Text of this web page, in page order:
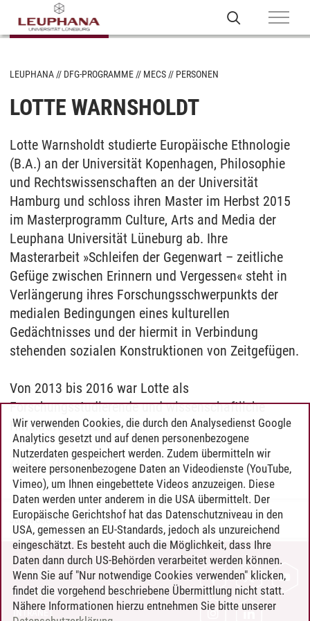
LEUPHANA DFG-PROGRAMME MECS PERSONEN
LOTTE WARNSHOLDT
Lotte Warnsholdt studierte Europäische Ethnologie
(B.A.) an der Universität Kopenhagen, Philosophie
und Rechtswissenschaften an der Universität
Hamburg und schloss ihren Master im Herbst 2015
im Masterprogramm Culture, Arts and Media der
Leuphana Universität Lüneburg ab. Ihre
Masterarbeit »Schleifen der Gegenwart – zeitliche
Gefüge zwischen Erinnern und Vergessen« steht in
Verlängerung ihres Forschungsschwerpunkts der
medialen Bedingungen eines kulturellen
Gedächtnisses und der hiermit in Verbindung
stehenden sozialen Konstruktionen von Zeitgefügen.
Von 2013 bis 2016 war Lotte als
Forschungsstudierende und wissenschaftliche
Hilfskraft im MECS tätig.
Zurück zur Übersicht
Julian Obertopp /30.06.2024
KONTAKT
LEUPHANA ALS ARBEITGEBER
INTRANET
Wir verwenden Cookies, die durch den Analysedienst Google
Analytics gesetzt und auf denen personenbezogene
Nutzerdaten gespeichert werden. Zudem übermitteln wir
weitere personenbezogene Daten an Videodienste (YouTube,
Vimeo), um Ihnen eingebettete Videos anzuzeigen. Diese
Daten werden unter anderem in die USA übermittelt. Der
Europäische Gerichtshof hat das Datenschutzniveau in den
USA, gemessen an EU-Standards, jedoch als unzureichend
eingeschätzt. Es besteht auch die Möglichkeit, dass Ihre
Daten dann durch US-Behörden verarbeitet werden können.
Wenn Sie auf "Nur notwendige Cookies verwenden" klicken,
findet die vorgehend beschriebene Übermittlung nicht statt.
Nähere Informationen hierzu entnehmen Sie bitte unserer